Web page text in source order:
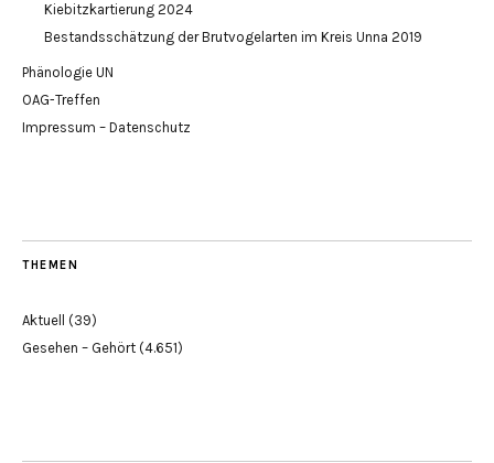
Kiebitzkartierung 2024
Bestandsschätzung der Brutvogelarten im Kreis Unna 2019
Phänologie UN
OAG-Treffen
Impressum – Datenschutz
THEMEN
Aktuell
(39)
Gesehen – Gehört (4.651)